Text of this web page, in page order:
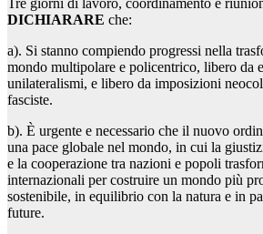
DICHIARARE che:
a). Si stanno compiendo progressi nella
mondo multipolare e policentrico, libero da
unilateralismi, e libero da imposizioni
fasciste.
b). È urgente e necessario che il nuovo
una pace globale nel mondo, in cui la
e la cooperazione tra nazioni e popoli
internazionali per costruire un mondo più
sostenibile, in equilibrio con la natura e in
future.